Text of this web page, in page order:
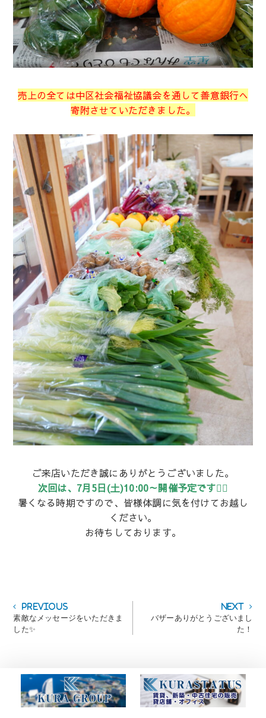
売上の全ては中区社会福祉協議会を通して善意銀行へ
寄附させていただきました。
ご来店いただき誠にありがとうございました。
次回は、7月5日(土)10:00～開催予定です🙋‍♀️
暑くなる時期ですので、皆様体調に気を付けてお越し
ください。
お待ちしております。
投
稿
ナ
シ
ョ
PreviousPrevious
post:
素敵なメッセージをいただきま
した✨
Next
post:
バザーありがとうございまし
た！